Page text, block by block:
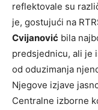
reflektovale su
je, gostujući na
Cvijanović bila
predsjednicu, ali je
od oduzimanja
Njegove izjave
Centralne izborne